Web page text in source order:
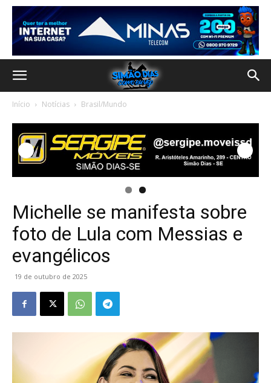
Início Notícias Brasil/Mundo
Michelle se manifesta sobre
foto de Lula com Messias e
evangélicos
19 de outubro de 2025